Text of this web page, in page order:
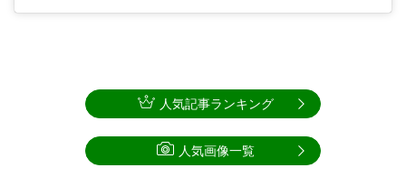
人気記事ランキング
人気画像一覧